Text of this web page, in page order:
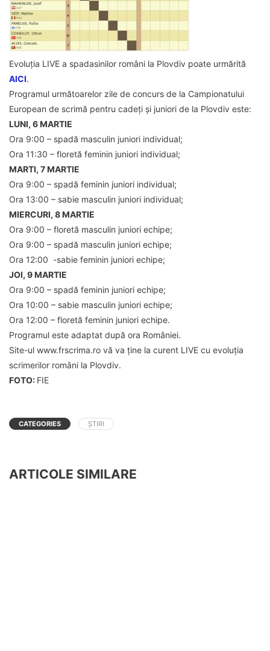
Evoluția LIVE a spadasinilor români la Plovdiv poate urmărită
AICI.
Programul următoarelor zile de concurs de la Campionatului
European de scrimă pentru cadeți și juniori de la Plovdiv este:
LUNI, 6 MARTIE
Ora 9:00 – spadă masculin juniori individual;
Ora 11:30 – floretă feminin juniori individual;
MARTI, 7 MARTIE
Ora 9:00 – spadă feminin juniori individual;
Ora 13:00 – sabie masculin juniori individual;
MIERCURI, 8 MARTIE
Ora 9:00 – floretă masculin juniori echipe;
Ora 9:00 – spadă masculin juniori echipe;
Ora 12:00 -sabie feminin juniori echipe;
JOI, 9 MARTIE
Ora 9:00 – spadă feminin juniori echipe;
Ora 10:00 – sabie masculin juniori echipe;
Ora 12:00 – floretă feminin juniori echipe.
Programul este adaptat după ora României.
Site-ul www.frscrima.ro vă va ține la curent LIVE cu evoluția
scrimerilor români la Plovdiv.
FOTO: FIE
CATEGORIES ȘTIRI
ARTICOLE SIMILARE